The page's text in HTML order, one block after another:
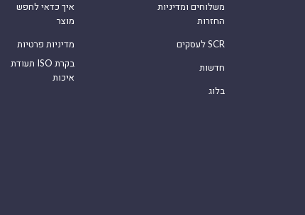
משלוחים ומדיניות
החזרות
לעסקים SCR
חדשות
בלוג
איך כדאי לחפש
מוצר
מדיניות פרטיות
תעודת ISO בקרת
איכות